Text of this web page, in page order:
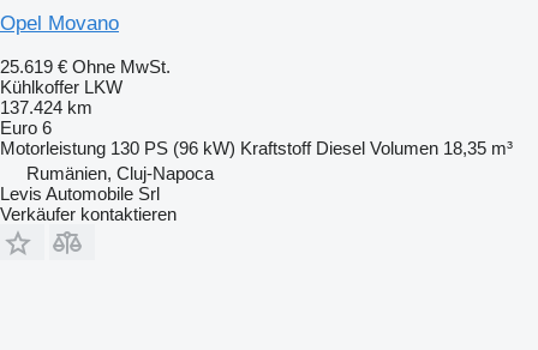
Opel Movano
25.619 € Ohne MwSt.
Kühlkoffer LKW
137.424 km
Euro 6
Motorleistung 130 PS (96 kW) Kraftstoff Diesel Volumen 18,35 m³
Rumänien, Cluj-Napoca
Levis Automobile Srl
Verkäufer kontaktieren